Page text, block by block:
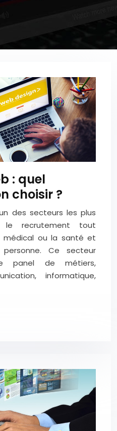
: quel
choisir ?
des secteurs les plus
le recrutement tout
médical ou la santé et
Ce secteur
panel de métiers,
informatique,